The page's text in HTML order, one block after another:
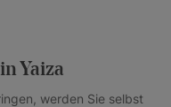
Yaiza
werden Sie selbst